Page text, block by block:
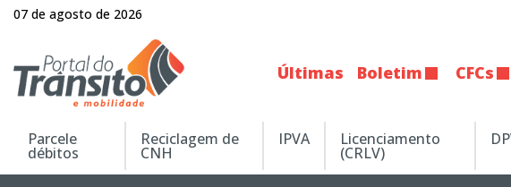
07 de agosto de 2026
Últimas Boletim CFCs
Parcele
débitos
Reciclagem de
CNH
IPVA Licenciamento
(CRLV)